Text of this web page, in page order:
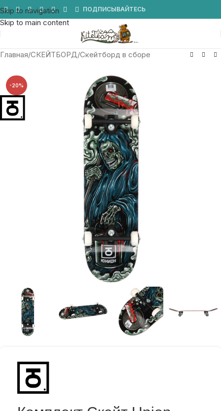
Skip to navigation
Skip to main content
ПОДПИСЫВАЙТЕСЬ
Главная/СКЕЙТБОРД/Скейтборд в сборе
-20%